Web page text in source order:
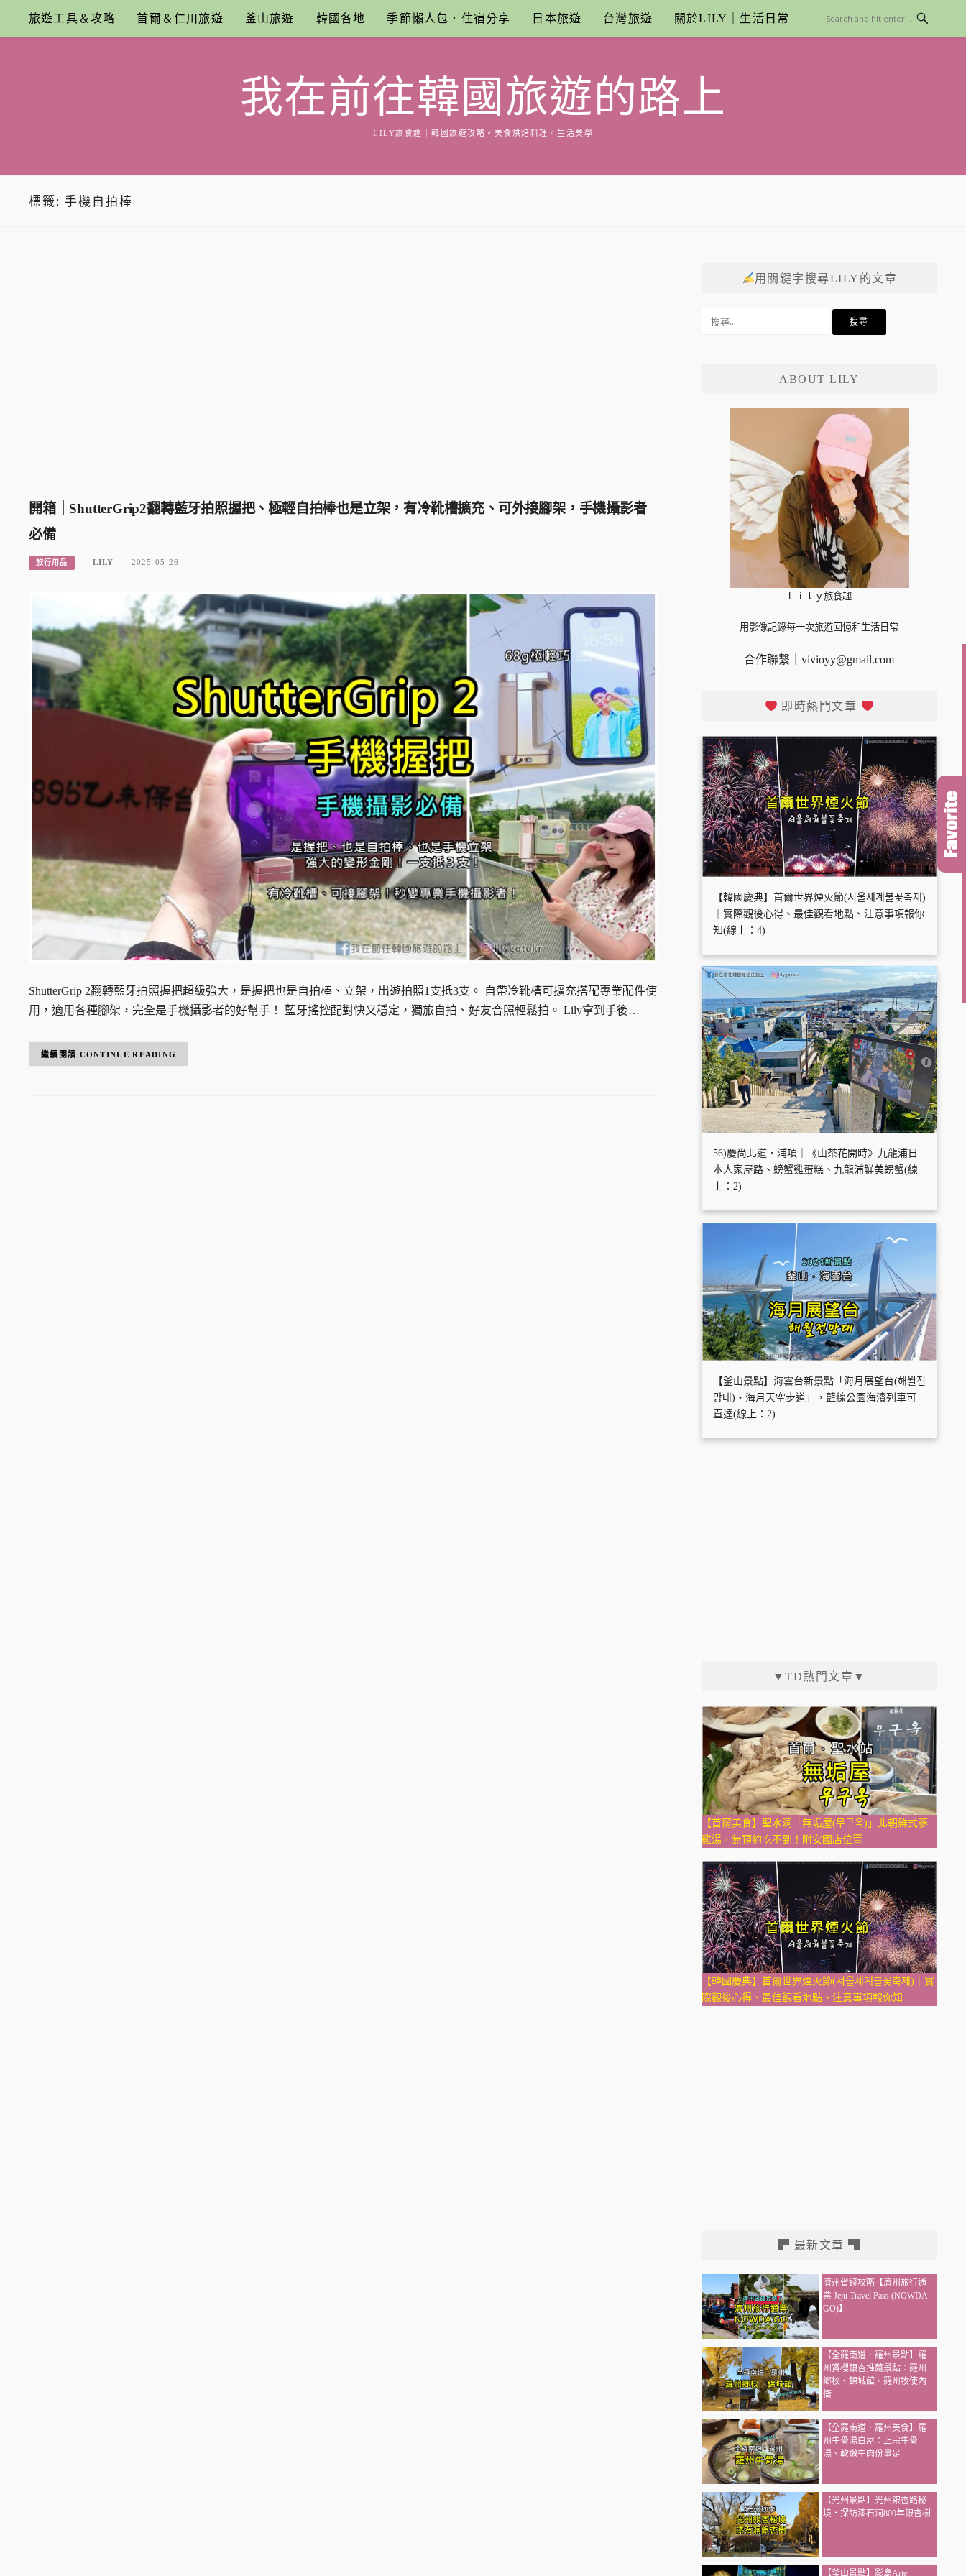
content
旅遊工具＆攻略 首爾＆仁川旅遊 釜山旅遊 韓國各地 季節懶人包．住宿分享 日本旅遊 台灣旅遊 關於LILY｜生活日常
我在前往韓國旅遊的路上
LILY旅食趣｜韓國旅遊攻略。美食烘焙料理。生活美學
標籤: 手機自拍棒
開箱｜ShutterGrip2翻轉藍牙拍照握把、極輕自拍棒也是立架，有冷靴槽擴充、可外接腳架，手機攝影者
必備
旅行用品 LILY 2025-05-26
ShutterGrip 2翻轉藍牙拍照握把超級強大，是握把也是自拍棒、立架，出遊拍照1支抵3支。 自帶冷靴槽可擴充搭配專業配件使
用，適用各種腳架，完全是手機攝影者的好幫手！ 藍牙搖控配對快又穩定，獨旅自拍、好友合照輕鬆拍。 Lily拿到手後…
CONTINUE READING
用關鍵字搜尋LILY的文章
ABOUT LILY
Ｌｉｌｙ旅食趣
用影像記錄每一次旅遊回憶和生活日常
合作聯繫｜vivioyy@gmail.com
即時熱門文章
【韓國慶典】首爾世界煙火節(서울세계불꽃축제)
｜實際觀後心得、最佳觀看地點、注意事項報你
知(線上：4)
56)慶尚北道．浦項｜《山茶花開時》九龍浦日
本人家屋路、螃蟹雞蛋糕、九龍浦鮮美螃蟹(線
上：2)
【釜山景點】海雲台新景點「海月展望台(해월전
망대)・海月天空步道」，藍線公園海濱列車可
直達(線上：2)
▼TD熱門文章▼
【首爾美食】聖水洞「無垢屋(무구옥)」北朝鮮式蔘
雞湯，無預約吃不到！附安國店位置
【韓國慶典】首爾世界煙火節(서울세계불꽃축제)｜實
際觀後心得、最佳觀看地點、注意事項報你知
▛ 最新文章 ▜
濟州省錢攻略【濟州旅行通
票 Jeju Travel Pass (NOWDA
GO)】
【全羅南道．羅州景點】羅
州賞櫻銀杏推薦景點：羅州
鄉校、錦城館、羅州牧使內
衙
【全羅南道．羅州美食】羅
州牛骨湯白屋：正宗牛骨
湯、軟嫩牛肉份量足
【光州景點】光州銀杏路秘
境・探訪漆石洞800年銀杏樹
【釜山景點】影島Arte